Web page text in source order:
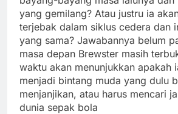
yang gemilang? Atau justru ia
terjebak dalam siklus cedera dan
yang sama? Jawabannya belum
masa depan Brewster masih
waktu akan menunjukkan apakah
menjadi bintang muda yang dulu
menjanjikan, atau harus mencari
dunia sepak bola